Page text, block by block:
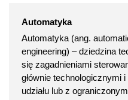
Automatyka
Automatyka (ang.
engineering) – dziedzina
się zagadnieniami
głównie technologicznymi
udziału lub z